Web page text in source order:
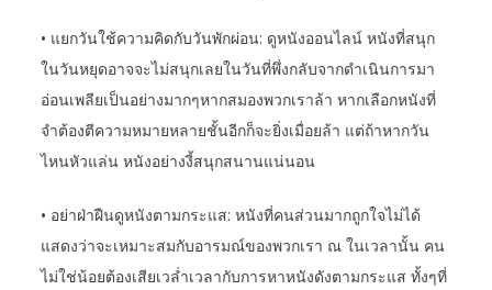
• แยกวันใช้ความคิดกับวันพักผ่อน: ดูหนังออนไลน์ หนังที่สนุก
ในวันหยุดอาจจะไม่สนุกเลยในวันที่พึ่งกลับจากดำเนินการมา
อ่อนเพลียเป็นอย่างมากๆหากสมองพวกเราล้า หากเลือกหนังที่
จำต้องตีความหมายหลายชั้นอีกก็จะยิ่งเมื่อยล้า แต่ถ้าหากวัน
ไหนหัวแล่น หนังอย่างงี้สนุกสนานแน่นอน
• อย่าฝ่าฝืนดูหนังตามกระแส: หนังที่คนส่วนมากถูกใจไม่ได้
แสดงว่าจะเหมาะสมกับอารมณ์ของพวกเรา ณ ในเวลานั้น คน
ไม่ใช่น้อยต้องเสียเวล่ำเวลากับการหาหนังดังตามกระแส ทั้งๆที่